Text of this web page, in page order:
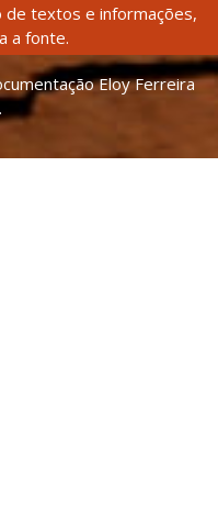
de textos e informações,
a fonte.
Eloy Ferreira